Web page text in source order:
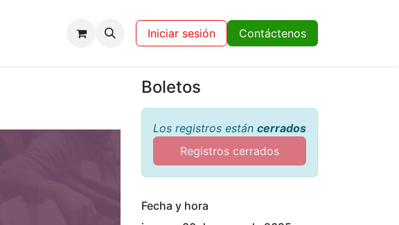
Eventos Miembros y Patrocinadores
Iniciar sesión Contáctenos
Boletos
Los registros están cerrados
Registros cerrados
Fecha y hora